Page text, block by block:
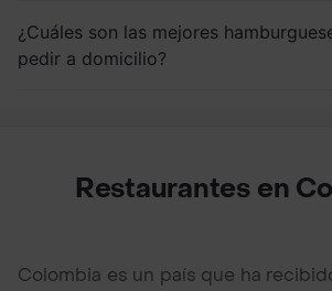
¿Cuáles son las mejores
pedir a domicilio?
Restaurantes en
Colombia es un país que ha